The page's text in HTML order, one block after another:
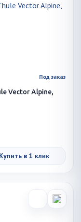
Под заказ
Vector Alpine,
Купить в 1 клик